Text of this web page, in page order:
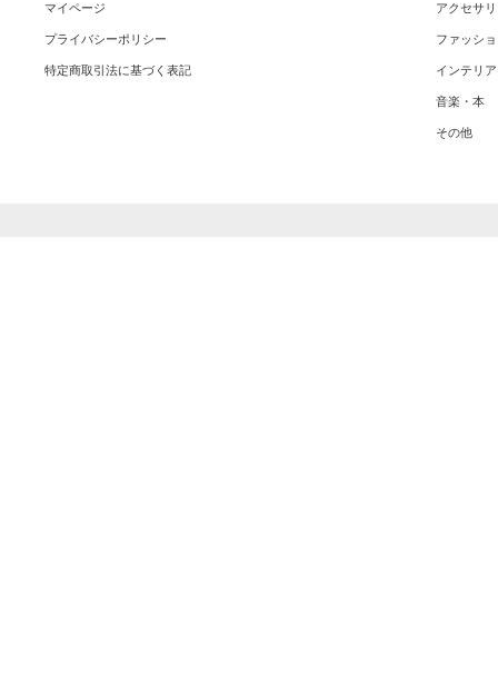
マイページ
プライバシーポリシー
特定商取引法に基づく表記
アクセサ
ファッシ
インテリア
音楽・本
その他